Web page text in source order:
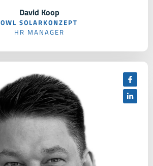
David Koop
OWL SOLARKONZEPT
HR MANAGER